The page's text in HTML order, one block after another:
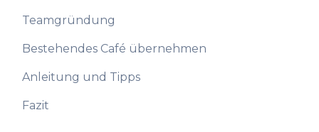
Teamgründung
Bestehendes Café übernehmen
Anleitung und Tipps
Fazit